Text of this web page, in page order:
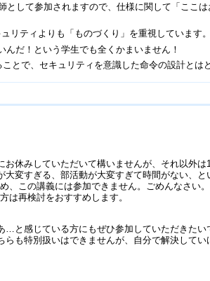
として参加されますので、仕様に関して「ここ
リティよりも「ものづくり」を重視しています。
だ！という学生でも全くかまいません！
とで、セキュリティを意識した命令の設計とは
休みしていただいて構いませんが、それ以外
変すぎる、部活動が大変すぎて時間がない、
、この講義には参加できません。ごめんなさい
は再検討をおすすめします。
…と感じている方にもぜひ参加していただきた
も特別扱いはできませんが、自分で解決してい